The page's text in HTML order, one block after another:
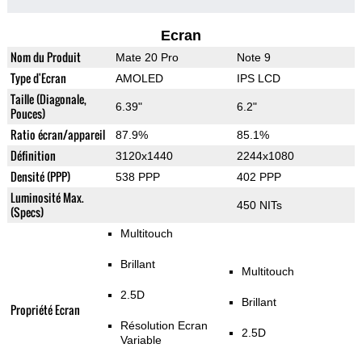
Ecran
Nom du Produit Mate 20 Pro Note 9
Type d'Ecran AMOLED IPS LCD
Taille (Diagonale,
Pouces)
6.39" 6.2"
Ratio écran/appareil 87.9% 85.1%
Définition 3120x1440 2244x1080
Densité (PPP) 538 PPP 402 PPP
Luminosité Max.
(Specs)
450 NITs
Propriété Ecran
Multitouch
Brillant
2.5D
Résolution Ecran
Variable
Multitouch
Brillant
2.5D